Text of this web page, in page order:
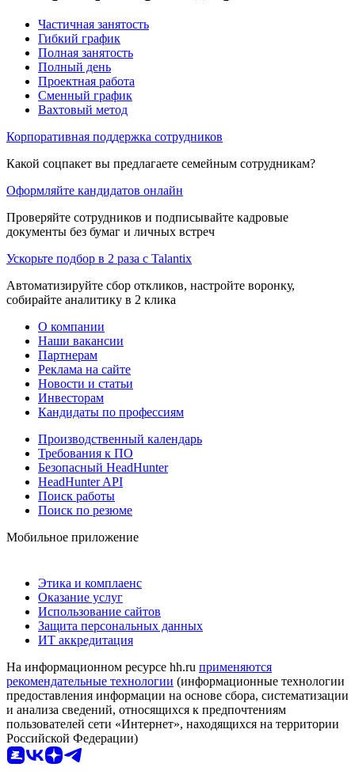
Частичная занятость
Гибкий график
Полная занятость
Полный день
Проектная работа
Сменный график
Вахтовый метод
Корпоративная поддержка сотрудников
Какой соцпакет вы предлагаете семейным сотрудникам?
Оформляйте кандидатов онлайн
Проверяйте сотрудников и подписывайте кадровые
документы без бумаг и личных встреч
Ускорьте подбор в 2 раза с Talantix
Автоматизируйте сбор откликов, настройте воронку,
собирайте аналитику в 2 клика
О компании
Наши вакансии
Партнерам
Реклама на сайте
Новости и статьи
Инвесторам
Кандидаты по профессиям
Производственный календарь
Требования к ПО
Безопасный HeadHunter
HeadHunter API
Поиск работы
Поиск по резюме
Мобильное приложение
Этика и комплаенс
Оказание услуг
Использование сайтов
Защита персональных данных
ИТ аккредитация
На информационном ресурсе hh.ru применяются
рекомендательные технологии (информационные технологии
предоставления информации на основе сбора, систематизации
и анализа сведений, относящихся к предпочтениям
пользователей сети «Интернет», находящихся на территории
Российской Федерации)